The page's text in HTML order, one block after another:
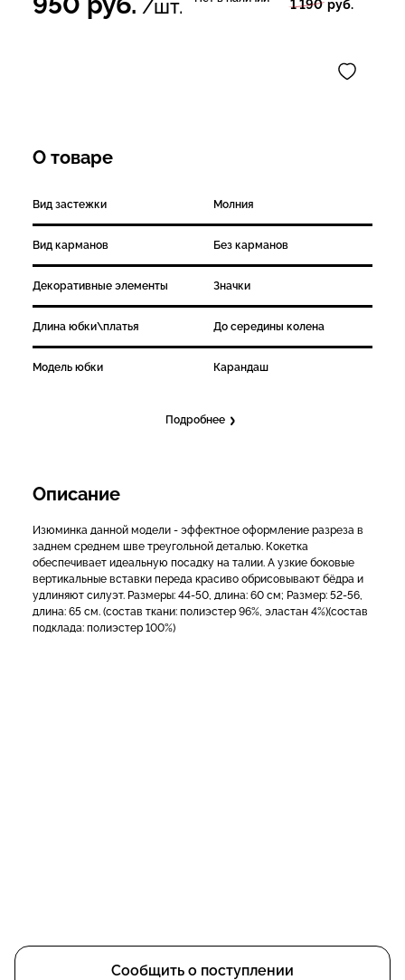
/шт. 1 190 руб.
О товаре
Вид застежки Молния
Вид карманов Без карманов
Декоративные элементы Значки
Длина юбки\платья До середины колена
Модель юбки Карандаш
Подробнее
Описание
Изюминка данной модели - эффектное оформление разреза в
заднем среднем шве треугольной деталью. Кокетка
обеспечивает идеальную посадку на талии. А узкие боковые
вертикальные вставки переда красиво обрисовывают бёдра и
удлиняют силуэт. Размеры: 44-50, длина: 60 см; Размер: 52-56,
длина: 65 см. (состав ткани: полиэстер 96%, эластан 4%)(состав
подклада: полиэстер 100%)
Сообщить о поступлении